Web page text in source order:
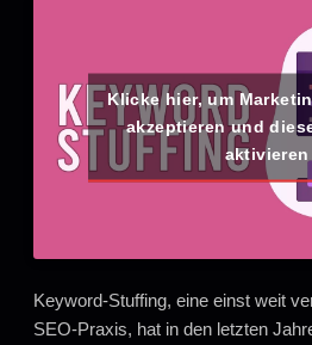
Klicke hier, um
akzeptieren und
aktivieren
Keyword-Stuffing, eine einst weit
SEO-Praxis, hat in den letzten